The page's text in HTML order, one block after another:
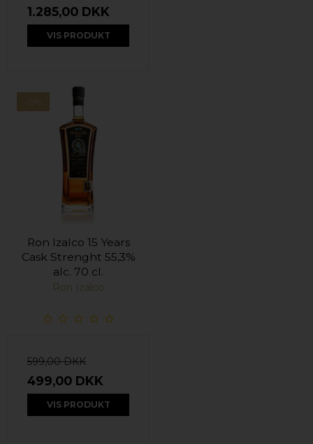
1.285,00 DKK
VIS PRODUKT
-0%
Ron Izalco 15 Years
Cask Strenght 55,3%
alc. 70 cl.
Ron Izalco
599,00 DKK
499,00 DKK
VIS PRODUKT